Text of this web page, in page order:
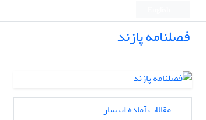
فصلنامه پازند
مقالات آماده انتشار